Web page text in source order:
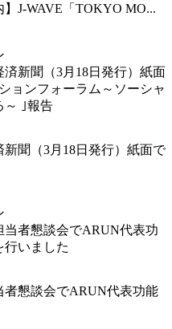
】J-WAVE「TOKYO MO...
新聞（3月18日発行）紙面で
者懇談会でARUN代表功能